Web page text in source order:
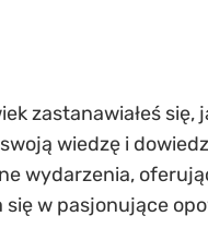
zastanawiałeś
wiedzę i
wydarzenia,
w pasjonujące